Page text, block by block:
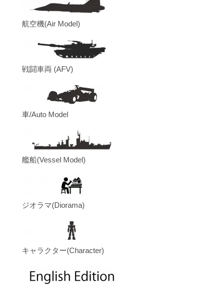
航空機(Air Model)
戦闘車両 (AFV)
車/Auto Model
艦船(Vessel Model)
ジオラマ(Diorama)
キャラクター(Character)